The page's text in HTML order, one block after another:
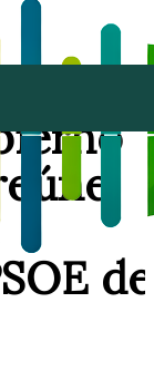
de